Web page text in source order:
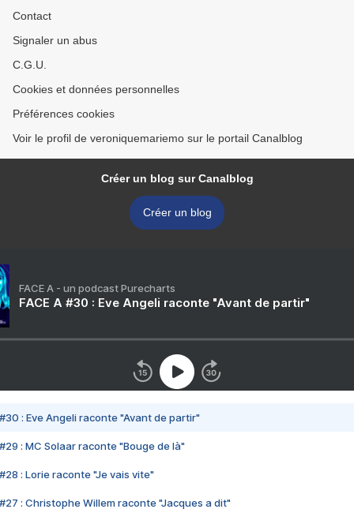
Contact
Signaler un abus
C.G.U.
Cookies et données personnelles
Préférences cookies
Voir le profil de veroniquemariemo sur le portail Canalblog
Créer un blog sur Canalblog
Créer un blog
FACE A - un podcast Purecharts
FACE A #30 : Eve Angeli raconte "Avant de partir"
#30 : Eve Angeli raconte "Avant de partir"
#29 : MC Solaar raconte "Bouge de là"
#28 : Lorie raconte "Je vais vite"
#27 : Christophe Willem raconte "Jacques a dit"